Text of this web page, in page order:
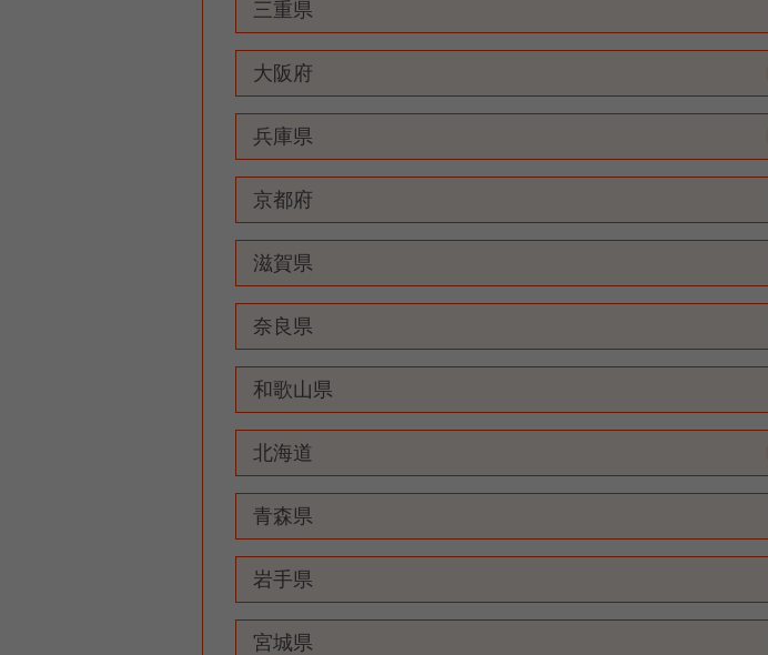
三重県
大阪府
兵庫県
京都府
滋賀県
奈良県
和歌山県
北海道
青森県
岩手県
宮城県